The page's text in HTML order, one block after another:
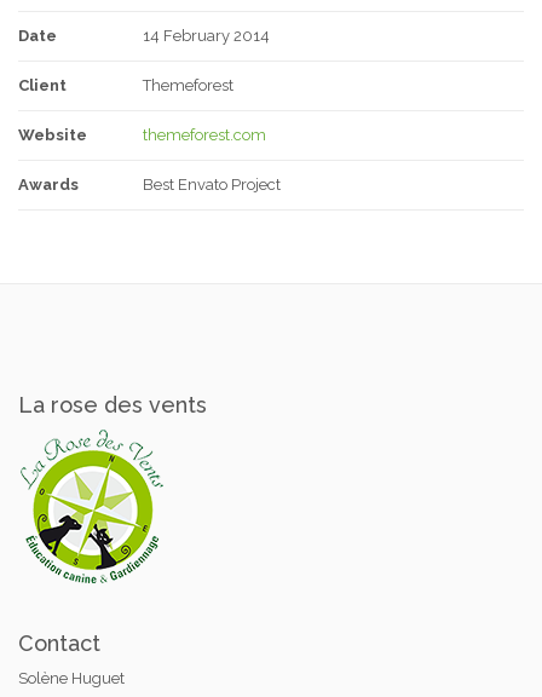
Date 14 February 2014
Client Themeforest
Website themeforest.com
Awards Best Envato Project
La rose des vents
Contact
Solène Huguet